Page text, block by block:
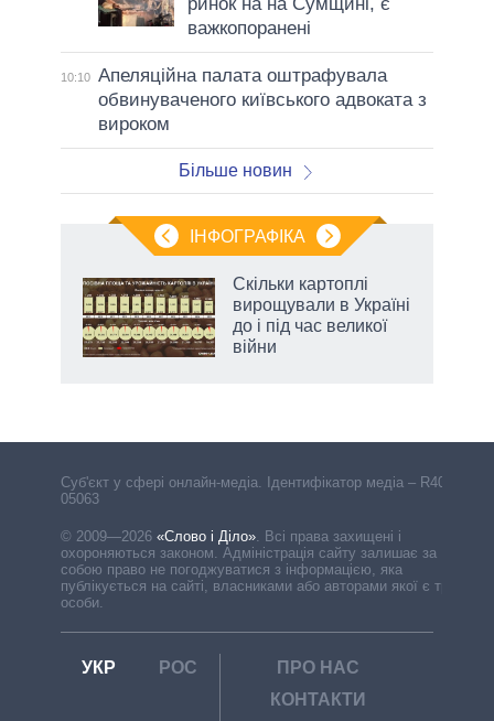
важкопоранені
10:10 Апеляційна палата оштрафувала
обвинуваченого київського адвоката з
вироком
Більше новин
ІНФОГРАФІКА
Скільки картоплі
вирощували в Україні
до і під час великої
війни
Cуб'єкт у сфері онлайн-медіа. Ідентифікатор медіа – R40-
05063
© 2009—2026 «Слово і Діло»
Всі права захищені і
охороняються законом. Адміністрація сайту залишає за
собою право не погоджуватися з інформацією, яка
публікується на сайті, власниками або авторами якої є треті
особи.
УКР РОС
ПРО НАС
КОНТАКТИ